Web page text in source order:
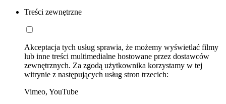
Treści zewnętrzne
Akceptacja tych usług sprawia, że możemy wyświetlać filmy
lub inne treści multimedialne hostowane przez dostawców
zewnętrznych. Za zgodą użytkownika korzystamy w tej
witrynie z następujących usług stron trzecich:
Vimeo, YouTube